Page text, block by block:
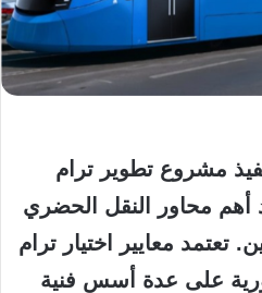
مشروع تطوير ترام
أهم محاور النقل الحضري
تعتمد معايير اختيار ترام
على عدة أسس فنية